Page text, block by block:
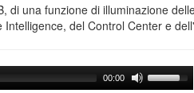
di una funzione di illuminazione
del Control Center e
00:00